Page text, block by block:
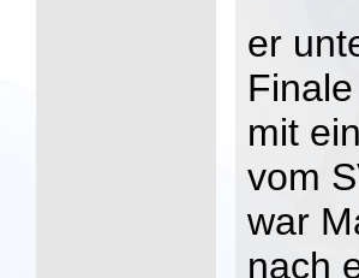
er
mit
vom
war
nach